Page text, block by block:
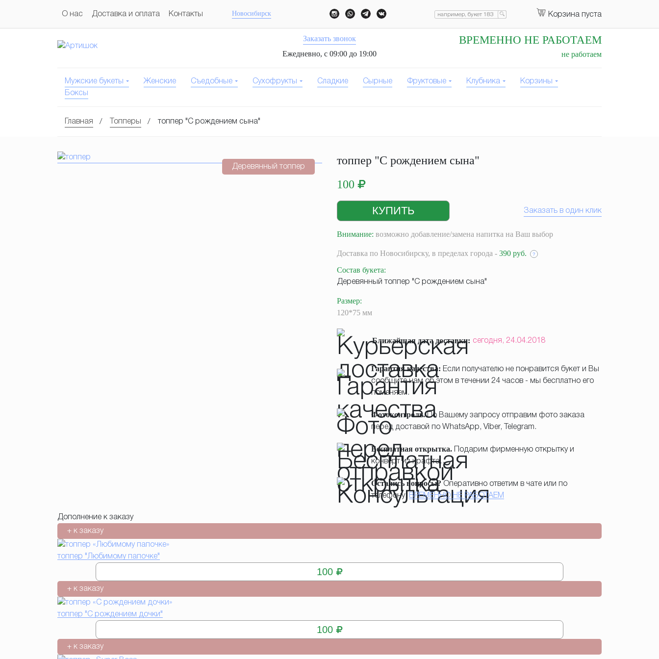
О нас Доставка и оплата Контакты Новосибирск Корзина пуста
Заказать звонок
Ежедневно, с 09:00 до 19:00
ВРЕМЕННО НЕ РАБОТАЕМ
не работаем
Мужские букеты Женские Съедобные Сухофрукты Сладкие Сырные Фруктовые Клубника
Корзины
Боксы
Главная Топперы топпер "С рождением сына"
Деревянный топпер
топпер "С рождением сына"
100
Заказать в один клик
Внимание: возможно добавление/замена напитка на Ваш выбор
Доставка по Новосибирску, в пределах города - 390 руб. ?
Состав букета:
Деревянный топпер "С рождением сына"
Размер:
120*75 мм
Ближайшая дата доставки: сегодня, 24.04.2018
Гарантия качества: Если получателю не понравится букет и Вы
сообщите нам об этом в течении 24 часов - мы бесплатно его
поменяем.
Фотоконтроль.По Вашему запросу отправим фото заказа
перед доставой по WhatsApp, Viber, Telegram.
Бесплатная открытка. Подарим фирменную открытку и
конверт из крафта.
Остались вопросы? Оперативно ответим в чате или по
телефону:
ВРЕМЕННО НЕ РАБОТАЕМ
Дополнение к заказу
+ к заказу
топпер "Любимому папочке"
100
+ к заказу
топпер "С рождением дочки"
100
+ к заказу